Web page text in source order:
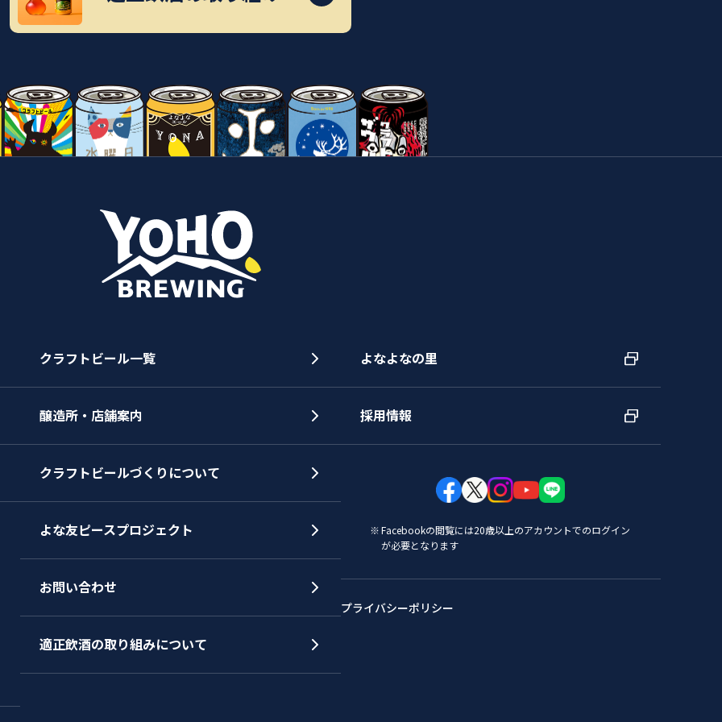
クラフトビール一覧
醸造所・店舗案内
クラフトビールづくりについて
よな友ピースプロジェクト
お問い合わせ
適正飲酒の取り組みについて
よなよなの里
採用情報
Facebookの閲覧には20歳以上のアカウントでのログイン
が必要となります
プライバシーポリシー